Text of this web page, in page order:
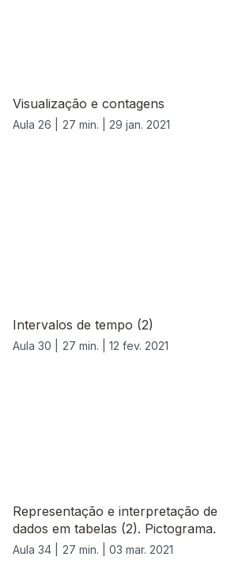
Visualização e contagens
Aula 26 | 27 min. | 29 jan. 2021
Intervalos de tempo (2)
Aula 30 | 27 min. | 12 fev. 2021
Representação e interpretação de
dados em tabelas (2). Pictograma.
Aula 34 | 27 min. | 03 mar. 2021